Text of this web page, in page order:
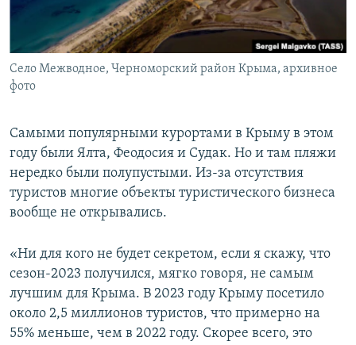
Село Межводное, Черноморский район Крыма, архивное
фото
Самыми популярными курортами в Крыму в этом
году были Ялта, Феодосия и Судак. Но и там пляжи
нередко были полупустыми. Из-за отсутствия
туристов многие объекты туристического бизнеса
вообще не открывались.
«Ни для кого не будет секретом, если я скажу, что
сезон-2023 получился, мягко говоря, не самым
лучшим для Крыма. В 2023 году Крыму посетило
около 2,5 миллионов туристов, что примерно на
55% меньше, чем в 2022 году. Скорее всего, это